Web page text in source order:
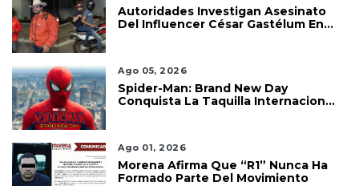
Autoridades Investigan Asesinato
Del Influencer César Gastélum En
Ago 05, 2026
Spider-Man: Brand New Day
Conquista La Taquilla Internacional
Ago 01, 2026
Morena Afirma Que “R1” Nunca Ha
Formado Parte Del Movimiento